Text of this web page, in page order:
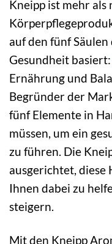
Kneipp ist mehr
auf den fünf
Gesundheit basiert:
Ernährung und
Begründer der
fünf Elemente in
müssen, um ein
zu führen. Die
ausgerichtet,
Ihnen dabei zu
steigern.
Mit den Kneipp